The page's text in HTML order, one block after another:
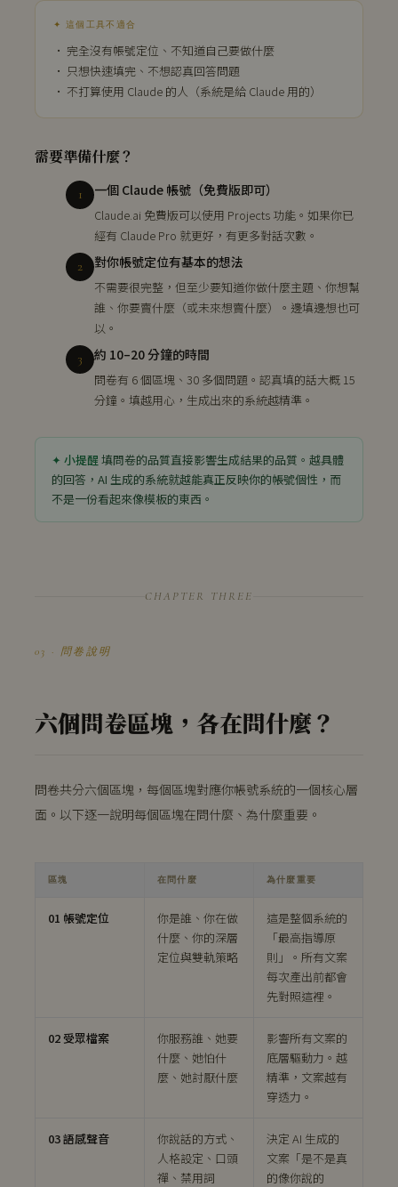
✦ 這個工具不適合
· 完全沒有帳號定位、不知道自己要做什麼
· 只想快速填完、不想認真回答問題
· 不打算使用 Claude 的人（系統是給 Claude 用的）
需要準備什麼？
1 一個 Claude 帳號（免費版即可）
Claude.ai 免費版可以使用 Projects 功能。如果你已
經有 Claude Pro 就更好，有更多對話次數。
2 對你帳號定位有基本的想法
不需要很完整，但至少要知道你做什麼主題、你想幫
誰、你要賣什麼（或未來想賣什麼）。邊填邊想也可
以。
3 約 10–20 分鐘的時間
問卷有 6 個區塊、30 多個問題。認真填的話大概 15
分鐘。填越用心，生成出來的系統越精準。
填問卷的品質直接影響生成結果的品質。越具體
的回答，AI 生成的系統就越能真正反映你的帳號個性，而
不是一份看起來像模板的東西。
CHAPTER THREE
03 · 問卷說明
六個問卷區塊，各在問什麼？
問卷共分六個區塊，每個區塊對應你帳號系統的一個核心層
面。以下逐一說明每個區塊在問什麼、為什麼重要。
區塊 在問什麼 為什麼重要
01 帳號定位
你是誰、你在做
什麼、你的深層
定位與雙軌策略
這是整個系統的
「最高指導原
則」。所有文案
每次產出前都會
先對照這裡。
02 受眾檔案
你服務誰、她要
什麼、她怕什
麼、她討厭什麼
影響所有文案的
底層驅動力。越
精準，文案越有
穿透力。
03 語感聲音
你說話的方式、
人格設定、口頭
禪、禁用詞
決定 AI 生成的
文案「是不是真
的像你說的